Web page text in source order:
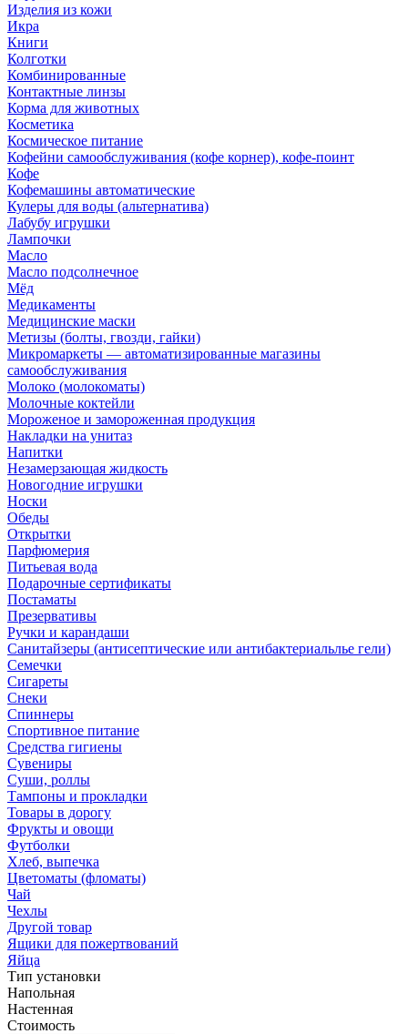
Изделия из кожи
Икра
Книги
Колготки
Комбинированные
Контактные линзы
Корма для животных
Косметика
Космическое питание
Кофейни самообслуживания (кофе корнер), кофе-поинт
Кофе
Кофемашины автоматические
Кулеры для воды (альтернатива)
Лабубу игрушки
Лампочки
Масло
Масло подсолнечное
Мёд
Медикаменты
Медицинские маски
Метизы (болты, гвозди, гайки)
Микромаркеты — автоматизированные магазины
самообслуживания
Молоко (молокоматы)
Молочные коктейли
Мороженое и замороженная продукция
Накладки на унитаз
Напитки
Незамерзающая жидкость
Новогодние игрушки
Носки
Обеды
Открытки
Парфюмерия
Питьевая вода
Подарочные сертификаты
Постаматы
Презервативы
Ручки и карандаши
Санитайзеры (антисептические или антибактериальлье гели)
Семечки
Сигареты
Снеки
Спиннеры
Спортивное питание
Средства гигиены
Сувениры
Суши, роллы
Тампоны и прокладки
Товары в дорогу
Фрукты и овощи
Футболки
Хлеб, выпечка
Цветоматы (фломаты)
Чай
Чехлы
Другой товар
Ящики для пожертвований
Яйца
Тип установки
Напольная
Настенная
Стоимость